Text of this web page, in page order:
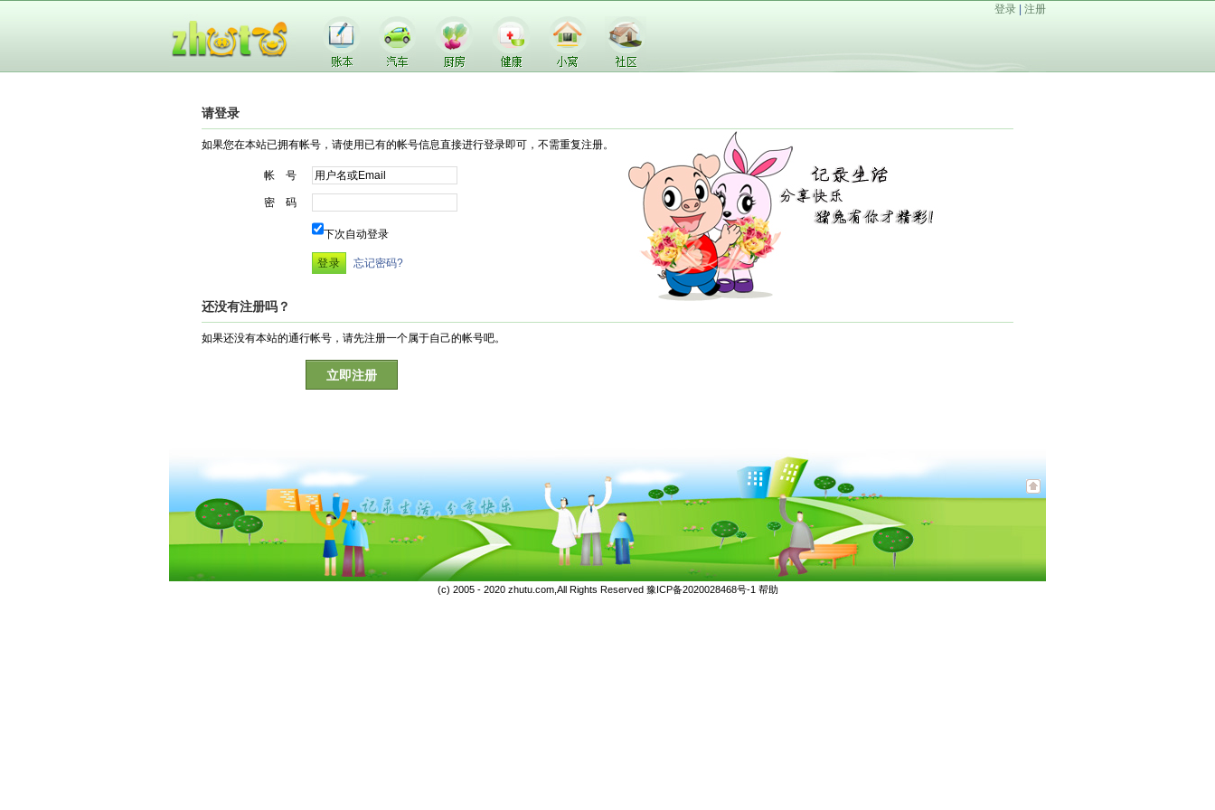
登录 注册
请登录
如果您在本站已拥有帐号，请使用已有的帐号信息直接进行登录即可，不需重复注册。
帐 号
密 码
下次自动登录
忘记密码?
还没有注册吗？
如果还没有本站的通行帐号，请先注册一个属于自己的帐号吧。
立即注册
(c) 2005 - 2020 zhutu.com,All Rights Reserved 豫ICP备2020028468号-1 帮助